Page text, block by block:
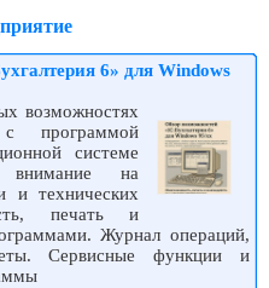
6» для Windows
возможностях
программой
системе
внимание на
и технических
печать и
Журнал операций,
Сервисные функции и